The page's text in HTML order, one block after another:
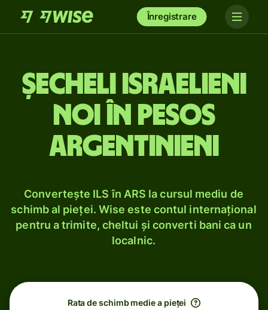
Înregistrare
Șecheli israelieni
noi în pesos
argentinieni
Convertește ILS în ARS la cursul mediu de
schimb al pieței. Wise este contul internațional
pentru a trimite, cheltui și converti bani ca un
localnic.
Rata de schimb medie a pieței